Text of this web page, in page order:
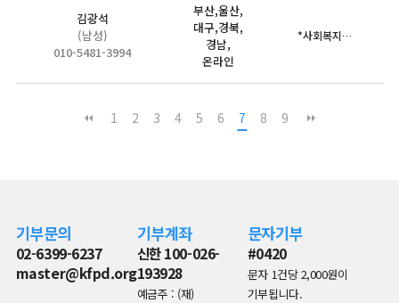
김광석
(남성)
010-5481-3994
부산,울산,
대구,경북,
경남,
온라인
*사회복지 현장에서의 경험과 실천을 중심으로 한 장애인인식개선 …
1 2 3 4 5 6 7 8 9
기부문의
02-6399-6237
master@kfpd.org
기부계좌
신한 100-026-
193928
예금주 : (재)
문자기부
#0420
문자 1건당 2,000원이
기부됩니다.